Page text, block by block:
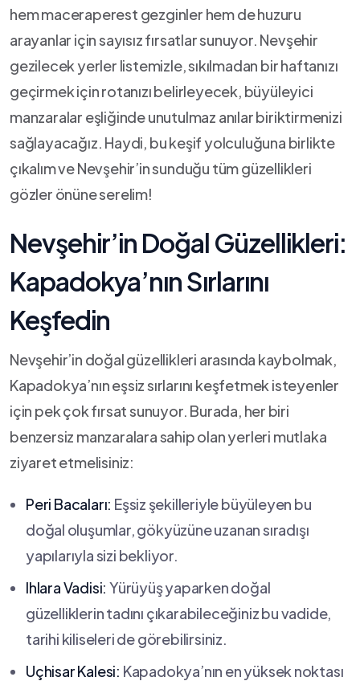
hem maceraperest gezginler hem de huzuru⁢
arayanlar ‌için sayısız fırsatlar⁢ sunuyor. ‍Nevşehir
gezilecek yerler listemizle, sıkılmadan bir haftanızı⁢
geçirmek için‍ rotanızı belirleyecek, büyüleyici
manzaralar eşliğinde unutulmaz anılar biriktirmenizi
sağlayacağız. Haydi, bu keşif yolculuğuna birlikte
çıkalım ve ‍Nevşehir’in ‌sunduğu ​tüm güzellikleri ​
gözler önüne serelim!
Nevşehir’in Doğal Güzellikleri:
Kapadokya’nın Sırlarını​
Keşfedin
Nevşehir’in doğal güzellikleri arasında⁤ kaybolmak, ​
Kapadokya’nın eşsiz sırlarını ‌keşfetmek isteyenler
için pek çok fırsat sunuyor. Burada, her⁣ biri
benzersiz manzaralara sahip ​olan yerleri mutlaka
ziyaret etmelisiniz:
Peri ‍Bacaları: Eşsiz⁢ şekilleriyle büyüleyen bu
‍doğal ⁢oluşumlar, gökyüzüne uzanan ​sıradışı
yapılarıyla sizi ‌bekliyor.
Ihlara Vadisi: Yürüyüş ⁢yaparken doğal
güzelliklerin tadını çıkarabileceğiniz bu vadide,​
tarihi kiliseleri de görebilirsiniz.
Uçhisar Kalesi: Kapadokya’nın en ​yüksek⁤ noktası